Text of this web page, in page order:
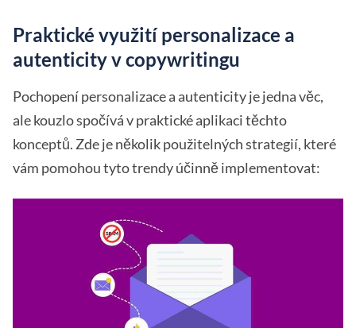
Praktické využití personalizace a
autenticity v copywritingu
Pochopení personalizace a autenticity je jedna věc,
ale kouzlo spočívá v praktické aplikaci těchto
konceptů. Zde je několik použitelných strategií, které
vám pomohou tyto trendy účinně implementovat: